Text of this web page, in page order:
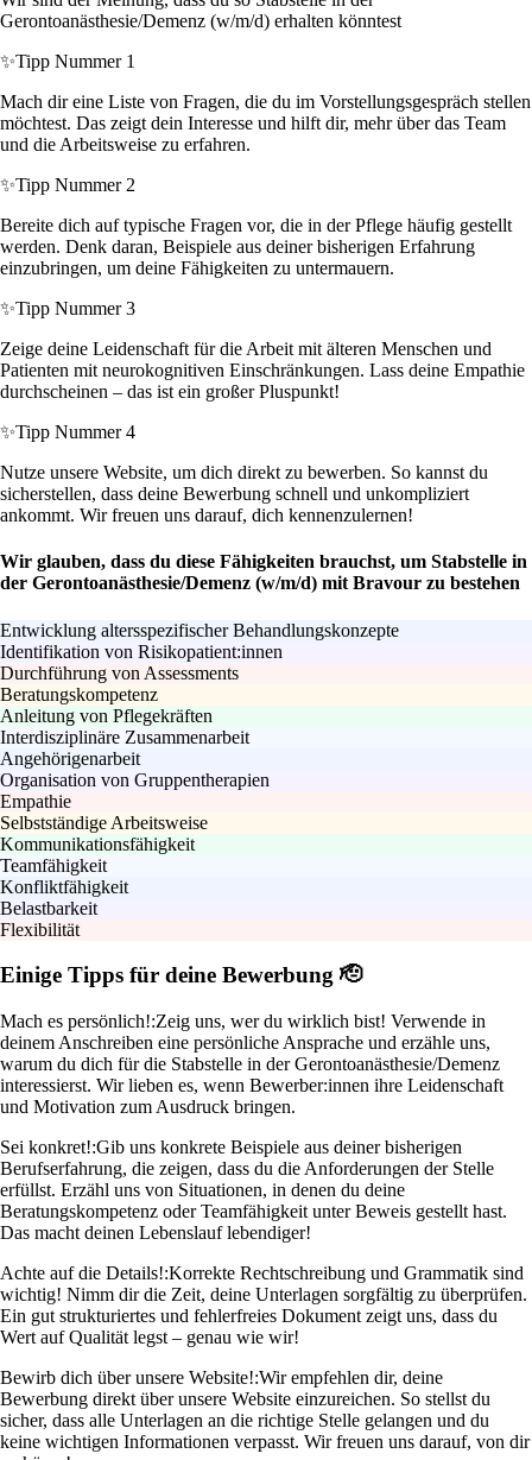
Gerontoanästhesie/Demenz (w/m/d) erhalten könntest
✨Tipp Nummer 1
Mach dir eine Liste von Fragen, die du im Vorstellungsgespräch stellen
möchtest. Das zeigt dein Interesse und hilft dir, mehr über das Team
und die Arbeitsweise zu erfahren.
✨Tipp Nummer 2
Bereite dich auf typische Fragen vor, die in der Pflege häufig gestellt
werden. Denk daran, Beispiele aus deiner bisherigen Erfahrung
einzubringen, um deine Fähigkeiten zu untermauern.
✨Tipp Nummer 3
Zeige deine Leidenschaft für die Arbeit mit älteren Menschen und
Patienten mit neurokognitiven Einschränkungen. Lass deine Empathie
durchscheinen – das ist ein großer Pluspunkt!
✨Tipp Nummer 4
Nutze unsere Website, um dich direkt zu bewerben. So kannst du
sicherstellen, dass deine Bewerbung schnell und unkompliziert
ankommt. Wir freuen uns darauf, dich kennenzulernen!
Wir glauben, dass du diese Fähigkeiten brauchst, um Stabstelle in
der Gerontoanästhesie/Demenz (w/m/d) mit Bravour zu bestehen
Entwicklung altersspezifischer Behandlungskonzepte
Identifikation von Risikopatient:innen
Durchführung von Assessments
Beratungskompetenz
Anleitung von Pflegekräften
Interdisziplinäre Zusammenarbeit
Angehörigenarbeit
Organisation von Gruppentherapien
Empathie
Selbstständige Arbeitsweise
Kommunikationsfähigkeit
Teamfähigkeit
Konfliktfähigkeit
Belastbarkeit
Flexibilität
Einige Tipps für deine Bewerbung 🫡
Mach es persönlich!:Zeig uns, wer du wirklich bist! Verwende in
deinem Anschreiben eine persönliche Ansprache und erzähle uns,
warum du dich für die Stabstelle in der Gerontoanästhesie/Demenz
interessierst. Wir lieben es, wenn Bewerber:innen ihre Leidenschaft
und Motivation zum Ausdruck bringen.
Sei konkret!:Gib uns konkrete Beispiele aus deiner bisherigen
Berufserfahrung, die zeigen, dass du die Anforderungen der Stelle
erfüllst. Erzähl uns von Situationen, in denen du deine
Beratungskompetenz oder Teamfähigkeit unter Beweis gestellt hast.
Das macht deinen Lebenslauf lebendiger!
Achte auf die Details!:Korrekte Rechtschreibung und Grammatik sind
wichtig! Nimm dir die Zeit, deine Unterlagen sorgfältig zu überprüfen.
Ein gut strukturiertes und fehlerfreies Dokument zeigt uns, dass du
Wert auf Qualität legst – genau wie wir!
Bewirb dich über unsere Website!:Wir empfehlen dir, deine
Bewerbung direkt über unsere Website einzureichen. So stellst du
sicher, dass alle Unterlagen an die richtige Stelle gelangen und du
keine wichtigen Informationen verpasst. Wir freuen uns darauf, von dir